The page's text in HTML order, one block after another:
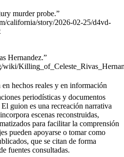
murder probe.”
california/story/2026-02-25/d4vd-
Hernandez.”
wiki/
hechos reales y en información
periodísticas y documentos
guion es una recreación narrativa
escenas reconstruidas,
para facilitar la comprensión
pueden apoyarse o tomar como
que se citan de forma
fuentes consultadas.